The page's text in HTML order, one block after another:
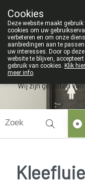
Wij zijn gesloten
Cookies
Deze website maakt gebruik
cookies om uw
verbeteren en om onze
aanbiedingen aan te
uw interesses. Door op deze
website te blijven,
gebruik van cookies. Klik
meer info.